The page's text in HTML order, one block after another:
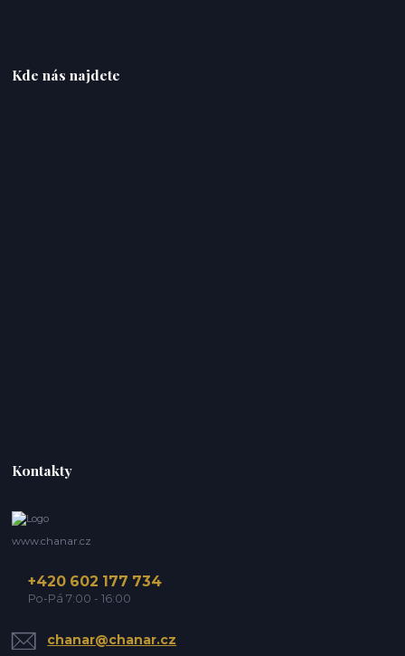
Kde nás najdete
Kontakty
www.chanar.cz
+420 602 177 734
Po-Pá 7:00 - 16:00
chanar@chanar.cz